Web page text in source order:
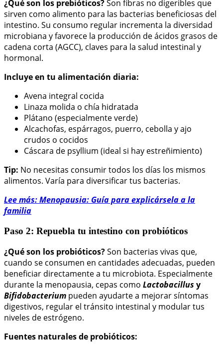
¿Qué son los prebióticos?Son fibras no digeribles que
sirven como alimento para las bacterias beneficiosas del
intestino. Su consumo regular incrementa la diversidad
microbiana y favorece la producción de ácidos grasos de
cadena corta (AGCC), claves para la salud intestinal y
hormonal.
Incluye en tu alimentación diaria:
Avena integral cocida
Linaza molida o chía hidratada
Plátano (especialmente verde)
Alcachofas, espárragos, puerro, cebolla y ajo
crudos o cocidos
Cáscara de psyllium (ideal si hay estreñimiento)
Tip: No necesitas consumir todos los días los mismos
alimentos. Varía para diversificar tus bacterias.
Lee más: Menopausia: Guía para explicársela a la
familia
Paso 2: Repuebla tu intestino con probióticos
¿Qué son los probióticos?Son bacterias vivas que,
cuando se consumen en cantidades adecuadas, pueden
beneficiar directamente a tu microbiota. Especialmente
durante la menopausia, cepas como Lactobacillus y
Bifidobacterium pueden ayudarte a mejorar síntomas
digestivos, regular el tránsito intestinal y modular tus
niveles de estrógeno.
Fuentes naturales de probióticos: